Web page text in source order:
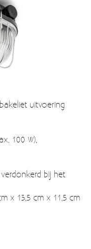
uitvoering
100 W),
bij het
x 13,5 cm x 11,5 cm